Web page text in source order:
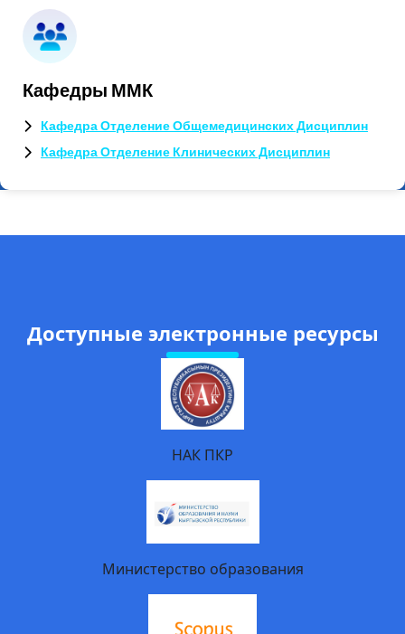
Кафедры ММК
Кафедра Отделение Общемедицинских Дисциплин
Кафедра Отделение Клинических Дисциплин
Доступные электронные ресурсы
НАК ПКР
Министерство образования